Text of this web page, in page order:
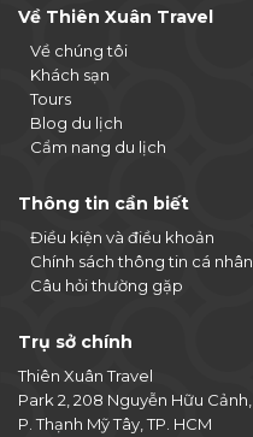
Về Thiên Xuân Travel
Về chúng tôi
Khách sạn
Tours
Blog du lịch
Cẩm nang du lịch
Thông tin cần biết
Điều kiện và điều khoản
Chính sách thông tin cá nhân
Câu hỏi thường gặp
Trụ sở chính
Thiên Xuân Travel
Park 2, 208 Nguyễn Hữu Cảnh,
P. Thạnh Mỹ Tây, TP. HCM